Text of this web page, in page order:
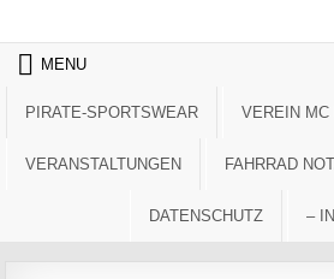
MENU
PIRATE-SPORTSWEAR VEREIN MC
VERANSTALTUNGEN FAHRRAD
DATENSCHUTZ –